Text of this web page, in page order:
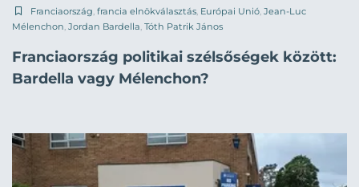
Franciaország francia elnökválasztás Európai Unió Jean-Luc
Mélenchon Jordan Bardella Tóth Patrik János
Franciaország politikai szélsőségek között:
Bardella vagy Mélenchon?